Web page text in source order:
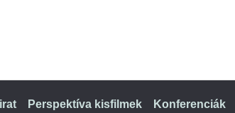
Perspektíva kisfilmek Konferenciák